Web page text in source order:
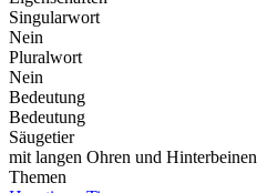
Singularwort
Nein
Pluralwort
Nein
Bedeutung
Bedeutung
Säugetier
mit langen Ohren und Hinterbeinen
Themen